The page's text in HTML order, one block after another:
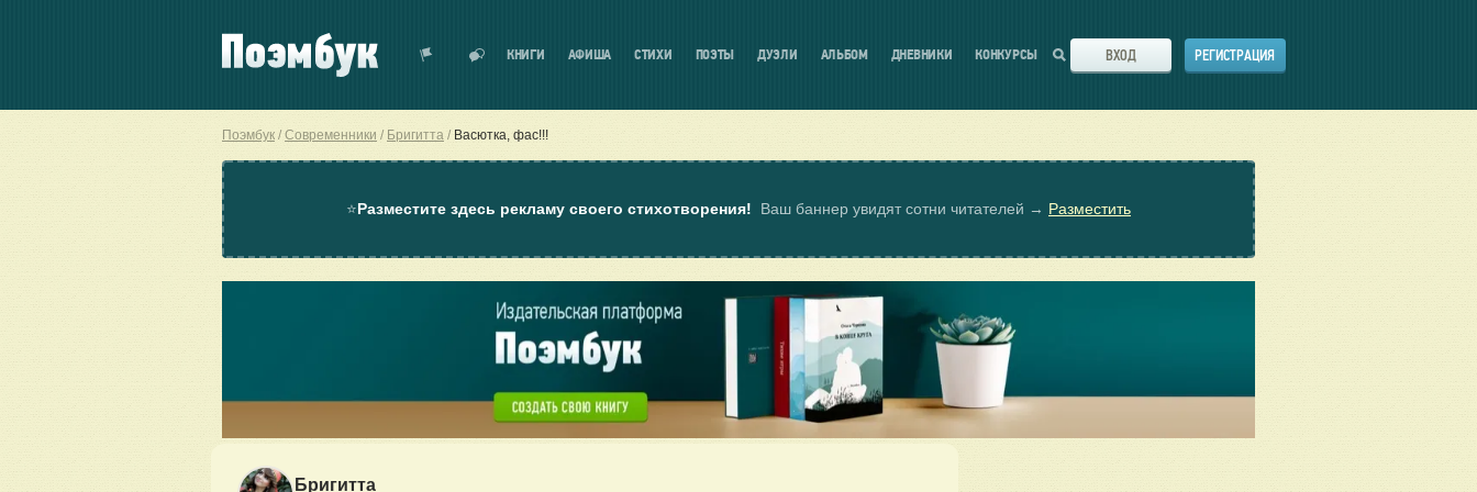
КНИГИ АФИША СТИХИ ПОЭТЫ ДУЭЛИ АЛЬБОМ ДНЕВНИКИ КОНКУРСЫ ВХОД РЕГИСТРАЦИЯ
Поэмбук Современники Бригитта Васютка, фас!!!
⭐Разместите здесь рекламу своего стихотворения! Ваш баннер увидят сотни читателей → Разместить
Бригитта